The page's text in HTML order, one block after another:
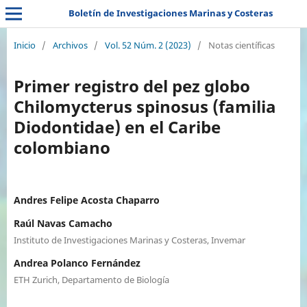
Boletín de Investigaciones Marinas y Costeras
Inicio / Archivos / Vol. 52 Núm. 2 (2023) / Notas científicas
Primer registro del pez globo
Chilomycterus spinosus (familia
Diodontidae) en el Caribe
colombiano
Andres Felipe Acosta Chaparro
Raúl Navas Camacho
Instituto de Investigaciones Marinas y Costeras, Invemar
Andrea Polanco Fernández
ETH Zurich, Departamento de Biología